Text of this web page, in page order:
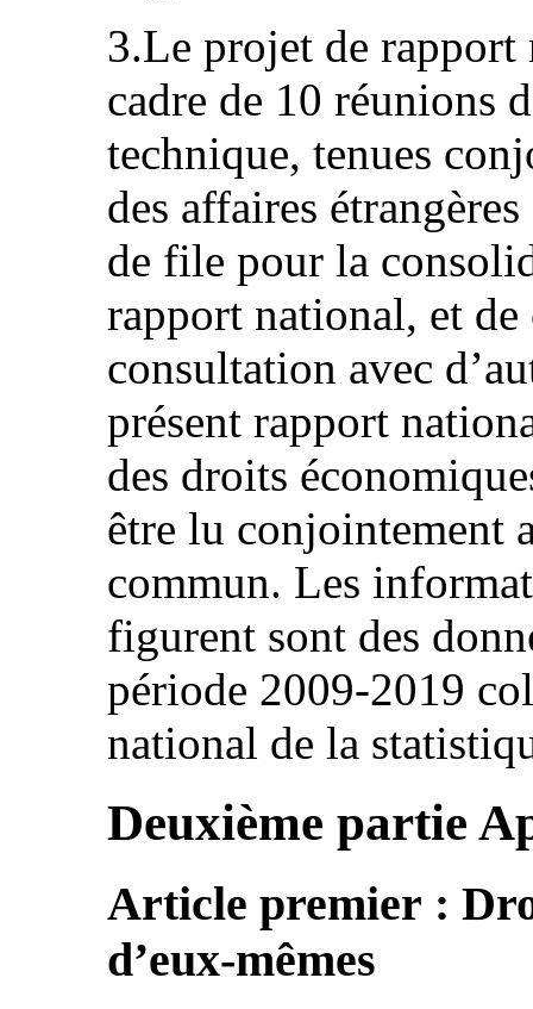
3.Le projet de rapport
cadre de 10 réunions
technique, tenues
des affaires
de file pour la
rapport national, et
consultation avec
présent rapport
des droits
être lu conjointement
commun. Les
figurent sont des
période 2009-2019
national de la
Deuxième partie
Article premier :
d’eux-mêmes